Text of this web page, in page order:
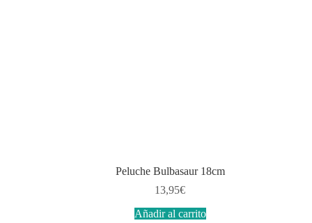
Peluche Bulbasaur 18cm
13,95€
Añadir al carrito